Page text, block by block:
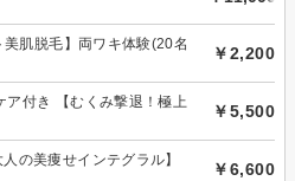
肌脱毛】両ワキ体験(20名
￥2,200
ア付き 【むくみ撃退！極上
￥5,500
の美痩せインテグラル】
￥6,600